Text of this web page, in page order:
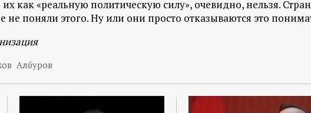
как «реальную политическую силу», очевидно, нельзя.
поняли этого. Ну или они просто отказываются это
Албуров